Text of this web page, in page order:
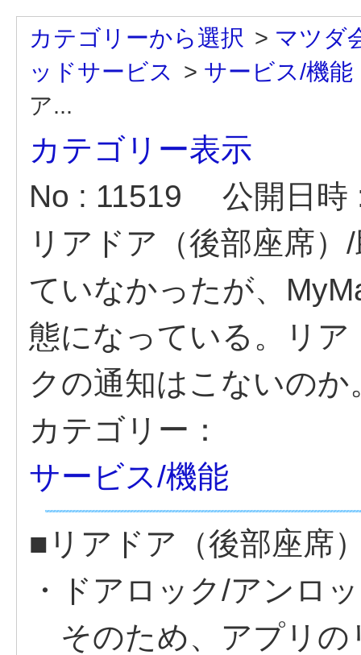
カテゴリーから選択 > マツダ
ッドサービス > サービス/機能
ア...
カテゴリー表示
No : 11519
公開日時
リアドア（後部座席
ていなかったが、
態になっている。リ
クの通知はこないのか
カテゴリー：
サービス/機能
■リアドア（後部座席
・ドアロック/アンロ
そのため、アプリの